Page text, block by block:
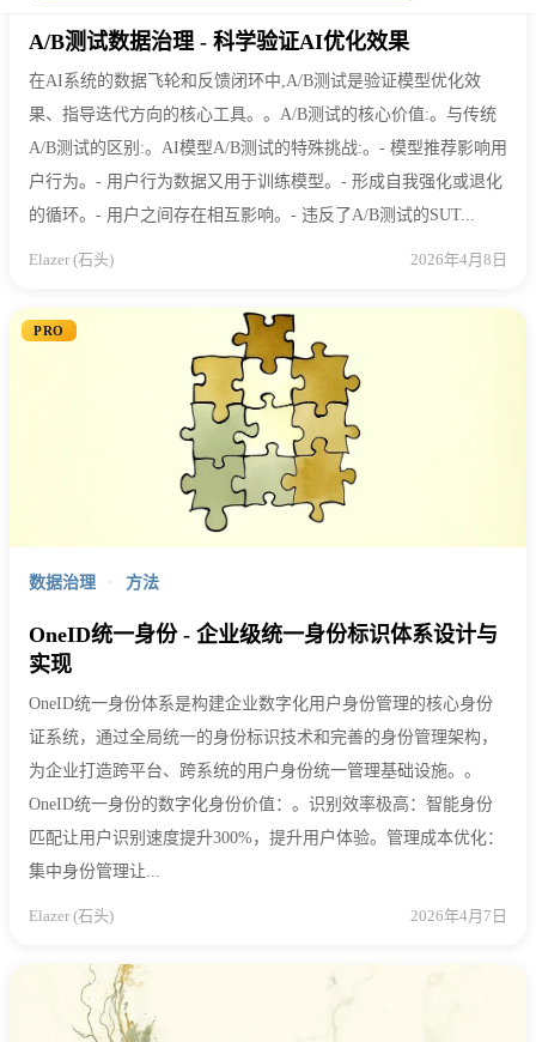
A/B测试数据治理 - 科学验证AI优化效果
在AI系统的数据飞轮和反馈闭环中,A/B测试是验证模型优化效
果、指导迭代方向的核心工具。。A/B测试的核心价值:。与传统
A/B测试的区别:。AI模型A/B测试的特殊挑战:。- 模型推荐影响用
户行为。- 用户行为数据又用于训练模型。- 形成自我强化或退化
的循环。- 用户之间存在相互影响。- 违反了A/B测试的SUT...
Elazer (石头) 2026年4月8日
PRO
数据治理 · 方法
OneID统一身份 - 企业级统一身份标识体系设计与
实现
OneID统一身份体系是构建企业数字化用户身份管理的核心身份
证系统，通过全局统一的身份标识技术和完善的身份管理架构，
为企业打造跨平台、跨系统的用户身份统一管理基础设施。。
OneID统一身份的数字化身份价值：。识别效率极高：智能身份
匹配让用户识别速度提升300%，提升用户体验。管理成本优化：
集中身份管理让...
Elazer (石头) 2026年4月7日